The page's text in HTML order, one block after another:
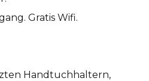
Gratis Wifi.
Handtuchhaltern,